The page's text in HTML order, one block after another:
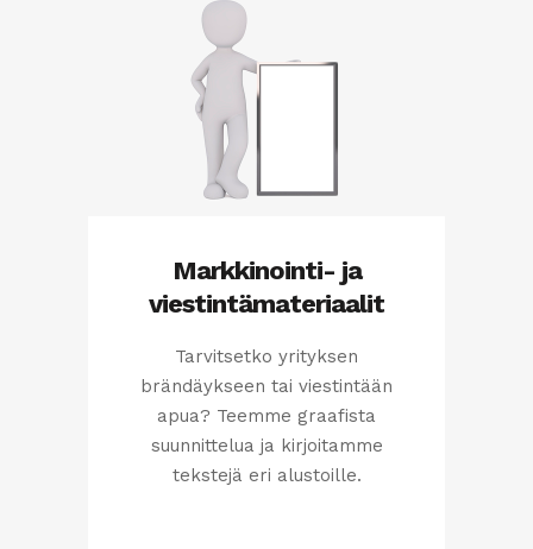
Markkinointi- ja
viestintämateriaalit
Tarvitsetko yrityksen
brändäykseen tai viestintään
apua? Teemme graafista
suunnittelua ja kirjoitamme
tekstejä eri alustoille.